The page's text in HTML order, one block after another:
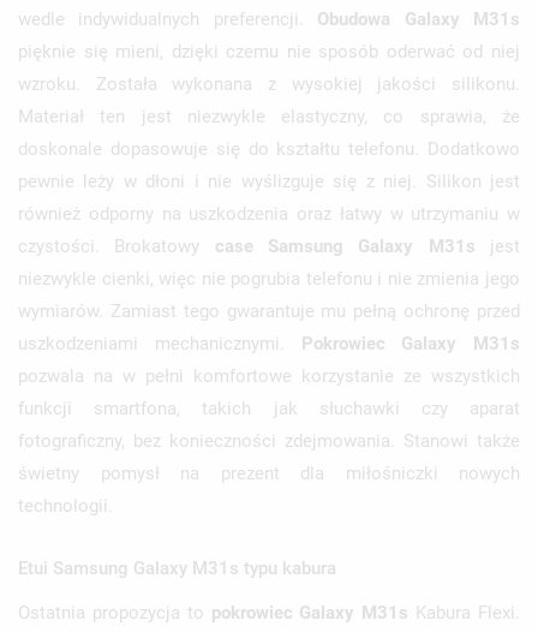
wedle indywidualnych preferencji. Obudowa Galaxy M31s
pięknie się mieni, dzięki czemu nie sposób oderwać od niej
wzroku. Została wykonana z wysokiej jakości silikonu.
Materiał ten jest niezwykle elastyczny, co sprawia, że
doskonale dopasowuje się do kształtu telefonu. Dodatkowo
pewnie leży w dłoni i nie wyślizguje się z niej. Silikon jest
również odporny na uszkodzenia oraz łatwy w utrzymaniu w
czystości. Brokatowy case Samsung Galaxy M31s jest
niezwykle cienki, więc nie pogrubia telefonu i nie zmienia jego
wymiarów. Zamiast tego gwarantuje mu pełną ochronę przed
uszkodzeniami mechanicznymi. Pokrowiec Galaxy M31s
pozwala na w pełni komfortowe korzystanie ze wszystkich
funkcji smartfona, takich jak słuchawki czy aparat
fotograficzny, bez konieczności zdejmowania. Stanowi także
świetny pomysł na prezent dla miłośniczki nowych
technologii.
Etui Samsung Galaxy M31s typu kabura
Ostatnia propozycja to pokrowiec Galaxy M31s Kabura Flexi.